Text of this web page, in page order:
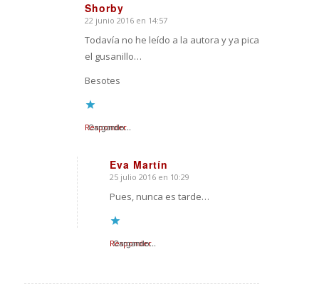
Shorby
Dice:
22 junio 2016 en 14:57
Todavía no he leído a la autora y ya pica
el gusanillo…
Besotes
Cargando...
Responder
Eva Martín
Dice:
25 julio 2016 en 10:29
Pues, nunca es tarde…
Cargando...
Responder